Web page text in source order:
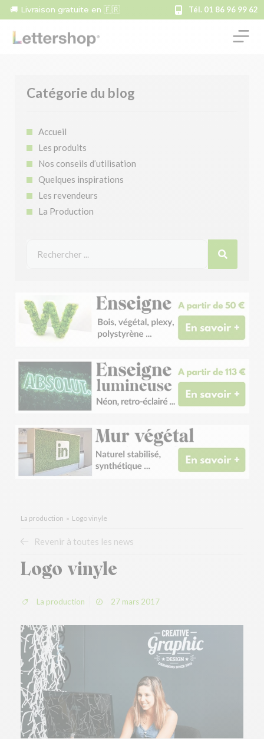
🚚 Livraison gratuite en 🇫🇷 Tél. 01 86 96 99 62
Catégorie du blog
Accueil
Les produits
Nos conseils d’utilisation
Quelques inspirations
Les revendeurs
La Production
La production » Logo vinyle
Revenir à toutes les news
Logo vinyle
La production 27 mars 2017